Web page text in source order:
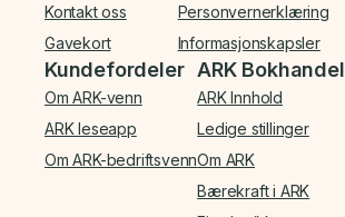
Kontakt oss
Gavekort
Personvernerklæring
Informasjonskapsler
Kundefordeler
Om ARK-venn
ARK leseapp
Om ARK-bedriftsvenn
ARK Bokhandel
ARK Innhold
Ledige stillinger
Om ARK
Bærekraft i ARK